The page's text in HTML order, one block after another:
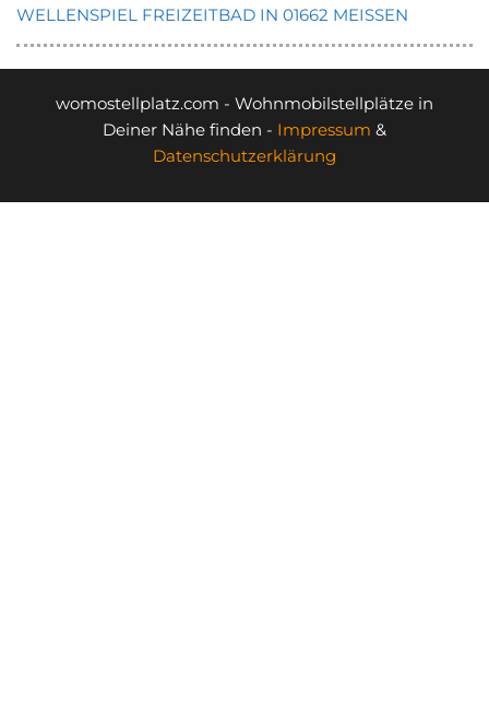
WELLENSPIEL FREIZEITBAD IN 01662 MEISSEN
womostellplatz.com - Wohnmobilstellplätze in
Deiner Nähe finden - Impressum &
Datenschutzerklärung